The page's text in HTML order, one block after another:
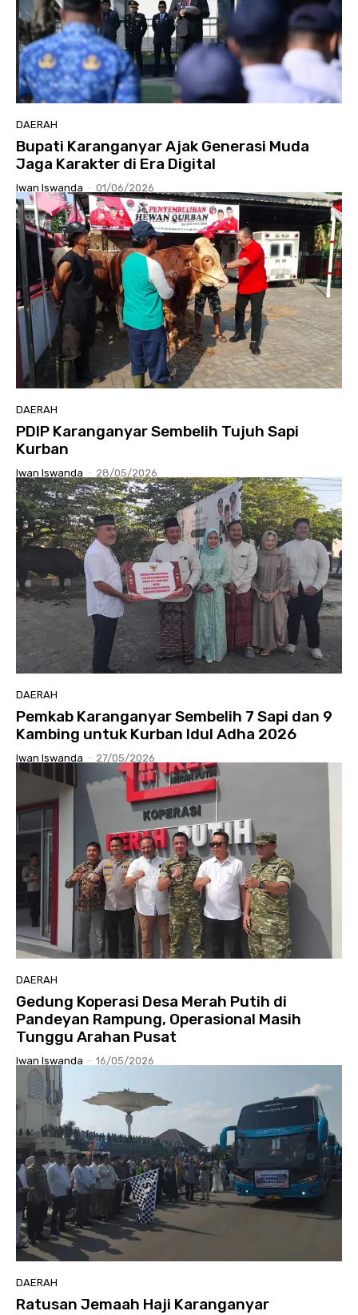
DAERAH
Bupati Karanganyar Ajak Generasi Muda
Jaga Karakter di Era Digital
Iwan Iswanda - 01/06/2026
DAERAH
PDIP Karanganyar Sembelih Tujuh Sapi
Kurban
Iwan Iswanda - 28/05/2026
DAERAH
Pemkab Karanganyar Sembelih 7 Sapi dan 9
Kambing untuk Kurban Idul Adha 2026
Iwan Iswanda - 27/05/2026
DAERAH
Gedung Koperasi Desa Merah Putih di
Pandeyan Rampung, Operasional Masih
Tunggu Arahan Pusat
Iwan Iswanda - 16/05/2026
DAERAH
Ratusan Jemaah Haji Karanganyar